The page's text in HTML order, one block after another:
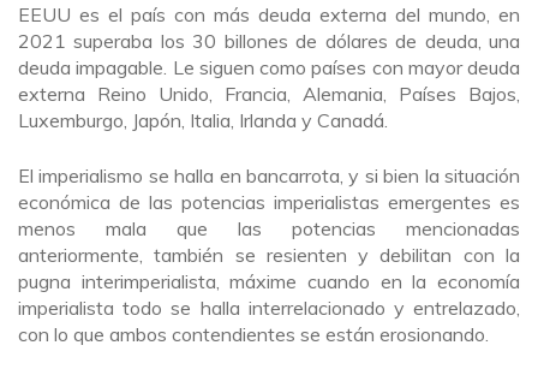
EEUU es el país con más deuda externa del mundo, en
2021 superaba los 30 billones de dólares de deuda, una
deuda impagable. Le siguen como países con mayor deuda
externa Reino Unido, Francia, Alemania, Países Bajos,
Luxemburgo, Japón, Italia, Irlanda y Canadá.
El imperialismo se halla en bancarrota, y si bien la situación
económica de las potencias imperialistas emergentes es
menos mala que las potencias mencionadas
anteriormente, también se resienten y debilitan con la
pugna interimperialista, máxime cuando en la economía
imperialista todo se halla interrelacionado y entrelazado,
con lo que ambos contendientes se están erosionando.